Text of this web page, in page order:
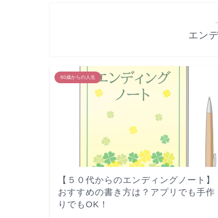
エン
60歳からの人生
【５０代からのエンディングノート】
おすすめの書き方は？アプリでも手作
りでもOK！